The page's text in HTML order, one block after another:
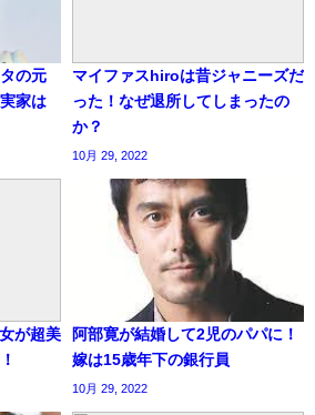
の元
家は
マイファスhiroは昔ジャニーズだ
った！なぜ退所してしまったの
か？
10月 29, 2022
が超美
阿部寛が結婚して2児のパパに！
嫁は15歳年下の銀行員
10月 29, 2022